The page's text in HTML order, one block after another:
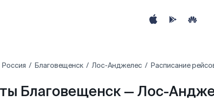
Россия Благовещенск Лос-Анджелес Расписание
Благовещенск — Лос-